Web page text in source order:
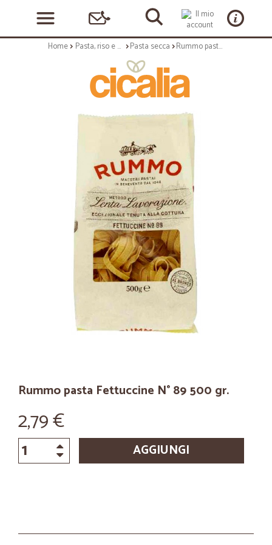
Home Pasta, riso e cerali Pasta secca Rummo pasta Fettuccine N° 89 500 gr.
Rummo pasta Fettuccine N° 89 500 gr.
2,79 €
AGGIUNGI